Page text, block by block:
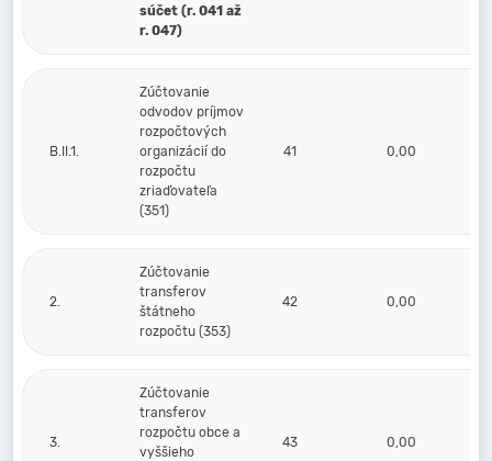
súčet (r. 041 až
r. 047)
B.II.1.
Zúčtovanie
odvodov príjmov
rozpočtových
organizácií do
rozpočtu
zriaďovateľa
(351)
41 0,00
2.
Zúčtovanie
transferov
štátneho
rozpočtu (353)
42 0,00
3.
Zúčtovanie
transferov
rozpočtu obce a
vyššieho
43 0,00